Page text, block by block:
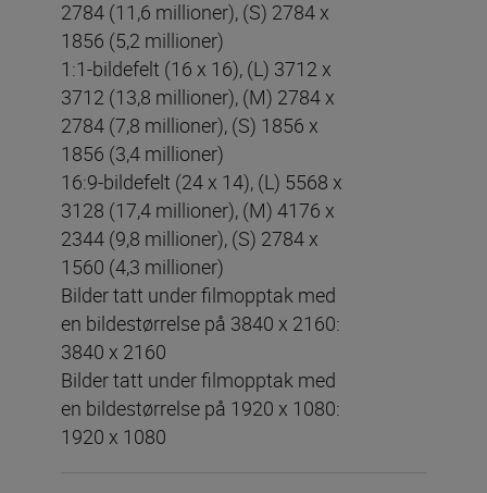
2784 (11,6 millioner), (S) 2784 x
1856 (5,2 millioner)
1:1-bildefelt (16 x 16), (L) 3712 x
3712 (13,8 millioner), (M) 2784 x
2784 (7,8 millioner), (S) 1856 x
1856 (3,4 millioner)
16:9-bildefelt (24 x 14), (L) 5568 x
3128 (17,4 millioner), (M) 4176 x
2344 (9,8 millioner), (S) 2784 x
1560 (4,3 millioner)
Bilder tatt under filmopptak med
en bildestørrelse på 3840 x 2160:
3840 x 2160
Bilder tatt under filmopptak med
en bildestørrelse på 1920 x 1080:
1920 x 1080